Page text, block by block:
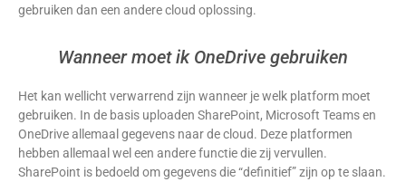
gebruiken dan een andere cloud oplossing.
Wanneer moet ik OneDrive gebruiken
Het kan wellicht verwarrend zijn wanneer je welk platform moet
gebruiken. In de basis uploaden SharePoint, Microsoft Teams en
OneDrive allemaal gegevens naar de cloud. Deze platformen
hebben allemaal wel een andere functie die zij vervullen.
SharePoint is bedoeld om gegevens die “definitief” zijn op te slaan.